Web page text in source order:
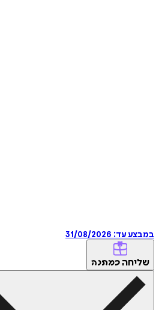
במבצע עד: 31/08/2026
שליחה כמתנה